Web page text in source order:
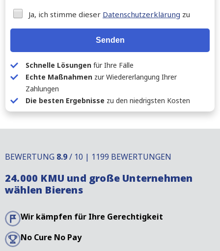
Ja, ich stimme dieser Datenschutzerklärung zu
Senden
Schnelle Lösungen für Ihre Fälle
Echte Maßnahmen zur Wiedererlangung Ihrer
Zahlungen
Die besten Ergebnisse zu den niedrigsten Kosten
BEWERTUNG 8.9/ 10 | 1199 BEWERTUNGEN
24.000 KMU und große Unternehmen
wählen Bierens
Wir kämpfen für Ihre Gerechtigkeit
No Cure No Pay